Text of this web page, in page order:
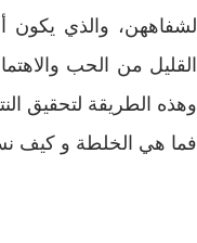
لشفاههن، والذي يكون
القليل من الحب
وهذه الطريقة لتحقيق
فما هي الخلطة و كيف